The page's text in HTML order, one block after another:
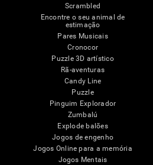
Scrambled
Encontre o seu animal de
estimação
Pares Musicais
Cronocor
Puzzle 3D artístico
Rã-aventuras
Candy Line
Puzzle
Pinguim Explorador
Zumbalú
Explode balões
Jogos de engenho
Jogos Online para a memória
Jogos Mentais